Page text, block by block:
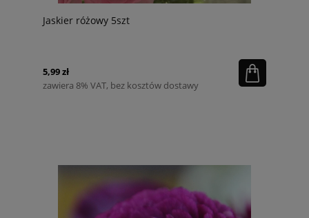
Jaskier różowy 5szt
5,99 zł
zawiera 8% VAT, bez kosztów dostawy